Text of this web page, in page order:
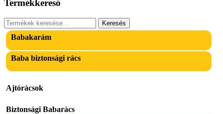
Termékkereső
Keresés
a
következőre:
Keresés
Babakarám
Baba biztonsági rács
Ajtórácsok
Biztonsági Babarács